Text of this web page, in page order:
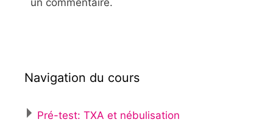
un commentaire.
Navigation du cours
Pré-test: TXA et nébulisation